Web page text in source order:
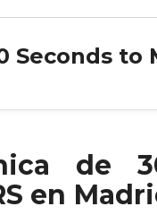
Seconds to
de
en